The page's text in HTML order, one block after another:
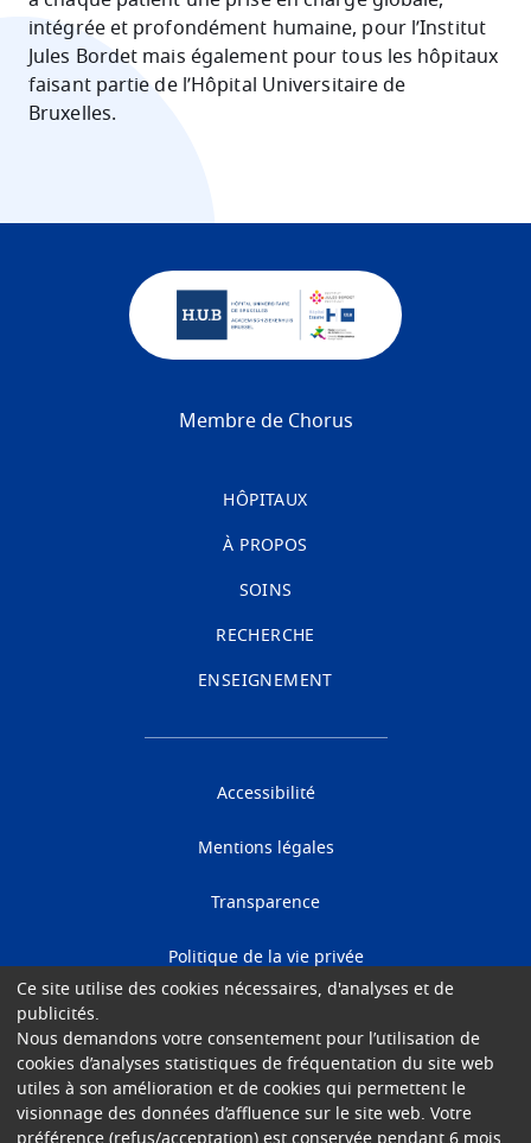
intégrée et profondément humaine, pour l’Institut
Jules Bordet mais également pour tous les hôpitaux
faisant partie de l’Hôpital Universitaire de
Bruxelles.
Membre de Chorus
HÔPITAUX
À PROPOS
SOINS
RECHERCHE
ENSEIGNEMENT
© 2026 Hôpital Universitaire de Bruxelles
Accessibilité
Mentions légales
Transparence
Politique de la vie privée
Gender Equality Plan
Ce site utilise des cookies nécessaires, d'analyses et de
publicités.
Nous demandons votre consentement pour l’utilisation de
cookies d’analyses statistiques de fréquentation du site web
utiles à son amélioration et de cookies qui permettent le
visionnage des données d’affluence sur le site web. Votre
préférence (refus/acceptation) est conservée pendant 6 mois.